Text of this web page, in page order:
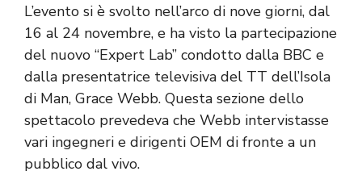
L’evento si è svolto nell’arco di nove giorni, dal
16 al 24 novembre, e ha visto la partecipazione
del nuovo “Expert Lab” condotto dalla BBC e
dalla presentatrice televisiva del TT dell’Isola
di Man, Grace Webb. Questa sezione dello
spettacolo prevedeva che Webb intervistasse
vari ingegneri e dirigenti OEM di fronte a un
pubblico dal vivo.